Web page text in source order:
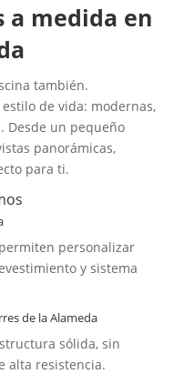
a medida en
también.
de vida: modernas,
Desde un pequeño
panorámicas,
para ti.
personalizar
y sistema
de la Alameda
sólida, sin
alta resistencia.